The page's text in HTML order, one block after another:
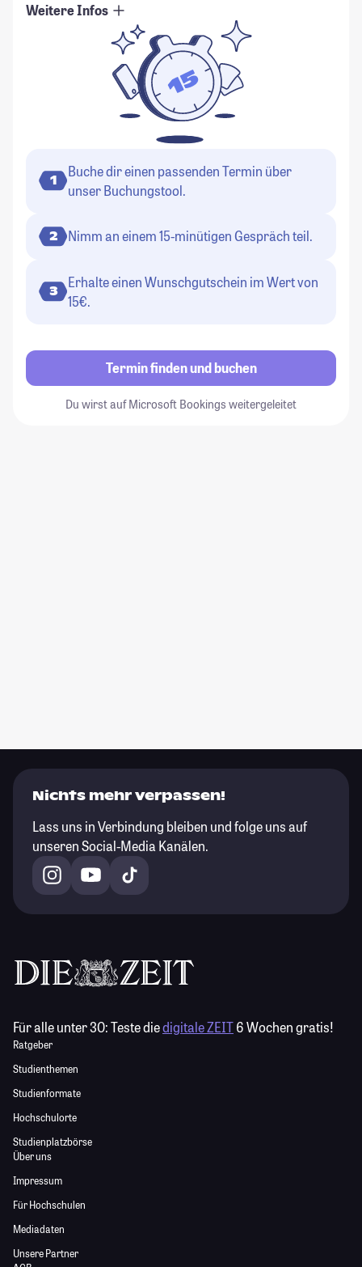
Weitere Infos
1
Buche dir einen passenden Termin über
unser Buchungstool.
2 Nimm an einem 15-minütigen Gespräch teil.
3
Erhalte einen Wunschgutschein im Wert von
15€.
Termin finden und buchen
Du wirst auf Microsoft Bookings weitergeleitet
Nichts mehr verpassen!
Lass uns in Verbindung bleiben und folge uns auf
unseren Social-Media Kanälen.
Für alle unter 30:Teste diedigitale ZEIT6 Wochen gratis!
Ratgeber
Studienthemen
Studienformate
Hochschulorte
Studienplatzbörse
Über uns
Impressum
Für Hochschulen
Mediadaten
Unsere Partner